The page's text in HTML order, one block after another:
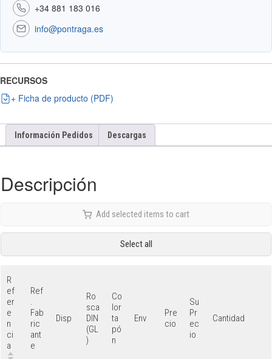
+34 881 183 016
info@pontraga.es
RECURSOS
+ Ficha de producto (PDF)
Información Pedidos Descargas
Descripción
Add selected items to cart
Select all
R
ef
er
e
n
ci
a
Ref
.
Fab
ric
ant
e
Disp
Ro
sca
DIN
(GL
)
Co
lor
ta
pó
n
Env
Pre
cio
Su
Pr
ec
io
Cantidad